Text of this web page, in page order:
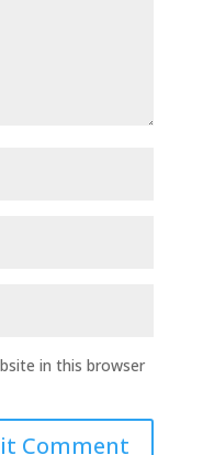
in this browser